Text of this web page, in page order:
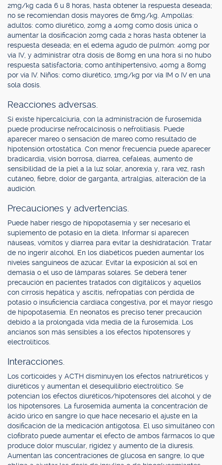
2mg/kg cada 6 u 8 horas, hasta obtener la respuesta deseada;
no se recomiendan dosis mayores de 6mg/kg. Ampollas:
adultos: como diurético, 20mg a 40mg como dosis única o
aumentar la dosificación 20mg cada 2 horas hasta obtener la
respuesta deseada; en el edema agudo de pulmón: 40mg por
vía IV, y administrar otra dosis de 80mg en una hora si no hubo
respuesta satisfactoria; como antihipertensivo, 40mg a 80mg
por vía IV. Niños: como diurético, 1mg/kg por vía IM o IV en una
sola dosis.
Reacciones adversas.
Si existe hipercalciuria, con la administración de furosemida
puede producirse nefrocalcinosis o nefrolitiasis. Puede
aparecer mareo o sensación de mareo como resultado de
hipotensión ortostática. Con menor frecuencia puede aparecer
bradicardia, visión borrosa, diarrea, cefaleas, aumento de
sensibilidad de la piel a la luz solar, anorexia y, rara vez, rash
cutáneo, fiebre, dolor de garganta, artralgias, alteración de la
audición.
Precauciones y advertencias.
Puede haber riesgo de hipopotasemia y ser necesario el
suplemento de potasio en la dieta. Informar si aparecen
náuseas, vómitos y diarrea para evitar la deshidratación. Tratar
de no ingerir alcohol. En los diabéticos pueden aumentar los
niveles sanguíneos de azúcar. Evitar la exposición al sol en
demasía o el uso de lámparas solares. Se deberá tener
precaución en pacientes tratados con digitálicos y aquellos
con cirrosis hepática y ascitis, nefropatías con pérdida de
potasio o insuficiencia cardíaca congestiva, por el mayor riesgo
de hipopotasemia. En neonatos es preciso tener precaución
debido a la prolongada vida media de la furosemida. Los
ancianos son más sensibles a los efectos hipotensores y
electrolíticos.
Interacciones.
Los corticoides y ACTH disminuyen los efectos natriuréticos y
diuréticos y aumentan el desequilibrio electrolítico. Se
potencian los efectos diuréticos/hipotensores del alcohol y de
los hipotensores. La furosemida aumenta la concentración de
ácido úrico en sangre lo que hace necesario el ajuste en la
dosificación de la medicación antigotosa. El uso simultáneo con
clofibrato puede aumentar el efecto de ambos fármacos lo que
produce dolor muscular, rigidez y aumento de la diuresis.
Aumentan las concentraciones de glucosa en sangre, lo que